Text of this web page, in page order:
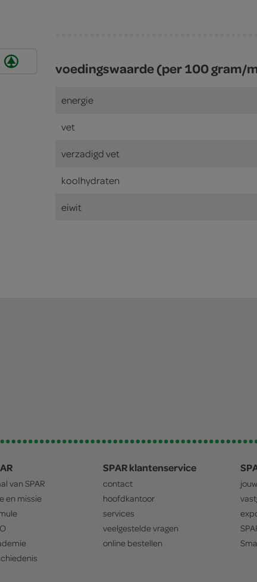
voedingswaarde (per 100 gram/
energie
vet
verzadigd vet
koolhydraten
eiwit
van SPAR
en missie
SPAR klantenservice
contact
hoofdkantoor
services
veelgestelde vragen
online bestellen